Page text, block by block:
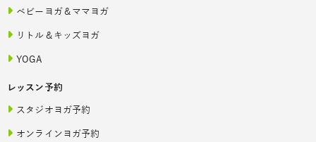
ベビーヨガ＆ママヨガ
リトル＆キッズヨガ
YOGA
レッスン予約
スタジオヨガ予約
オンラインヨガ予約